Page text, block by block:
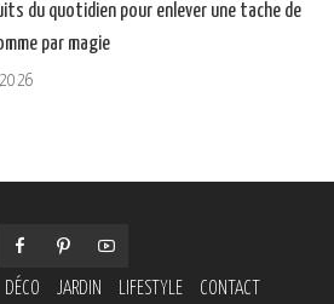
du quotidien pour enlever une tache de
par magie
DÉCO JARDIN LIFESTYLE CONTACT